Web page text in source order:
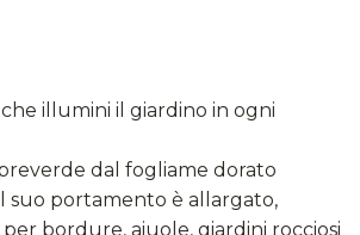
illumini il giardino in ogni
dal fogliame dorato
suo portamento è allargato,
bordure, aiuole, giardini rocciosi